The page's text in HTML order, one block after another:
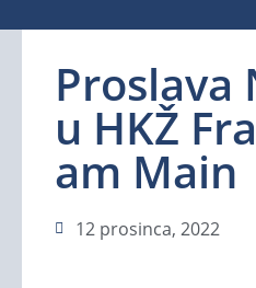
Proslava
u HKŽ
am Main
12 prosinca, 2022